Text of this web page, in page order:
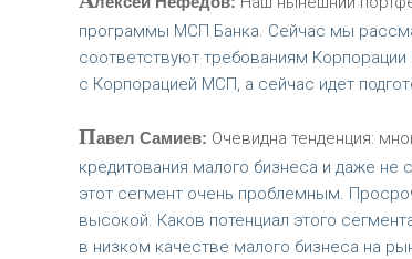
программы МСП Банка. Сейчас мы
соответствуют требованиям
с Корпорацией МСП, а сейчас идет
Павел Самиев: Очевидна тенденция:
кредитования малого бизнеса и даже не
этот сегмент очень проблемным.
высокой. Каков потенциал этого
в низком качестве малого бизнеса на